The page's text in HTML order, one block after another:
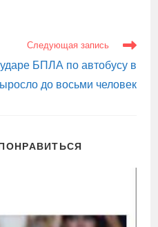
Следующая запись
БПЛА по автобусу в
до восьми человек